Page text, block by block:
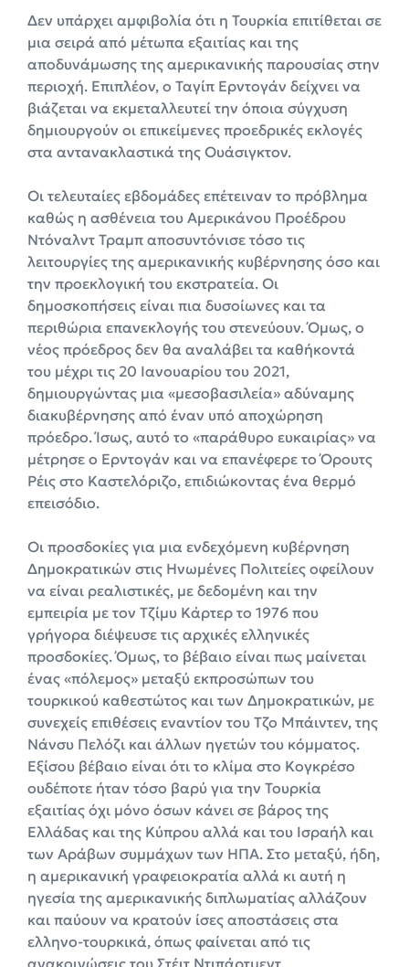
Δεν υπάρχει αμφιβολία ότι η Τουρκία επιτίθεται σε
μια σειρά από μέτωπα εξαιτίας και της
αποδυνάμωσης της αμερικανικής παρουσίας στην
περιοχή. Επιπλέον, ο Ταγίπ Ερντογάν δείχνει να
βιάζεται να εκμεταλλευτεί την όποια σύγχυση
δημιουργούν οι επικείμενες προεδρικές εκλογές
στα αντανακλαστικά της Ουάσιγκτον.
Οι τελευταίες εβδομάδες επέτειναν το πρόβλημα
καθώς η ασθένεια του Αμερικάνου Προέδρου
Ντόναλντ Τραμπ αποσυντόνισε τόσο τις
λειτουργίες της αμερικανικής κυβέρνησης όσο και
την προεκλογική του εκστρατεία. Οι
δημοσκοπήσεις είναι πια δυσοίωνες και τα
περιθώρια επανεκλογής του στενεύουν. Όμως, ο
νέος πρόεδρος δεν θα αναλάβει τα καθήκοντά
του μέχρι τις 20 Ιανουαρίου του 2021,
δημιουργώντας μια «μεσοβασιλεία» αδύναμης
διακυβέρνησης από έναν υπό αποχώρηση
πρόεδρο. Ίσως, αυτό το «παράθυρο ευκαιρίας» να
μέτρησε ο Ερντογάν και να επανέφερε το Όρουτς
Ρέις στο Καστελόριζο, επιδιώκοντας ένα θερμό
επεισόδιο.
Οι προσδοκίες για μια ενδεχόμενη κυβέρνηση
Δημοκρατικών στις Ηνωμένες Πολιτείες οφείλουν
να είναι ρεαλιστικές, με δεδομένη και την
εμπειρία με τον Τζίμυ Κάρτερ το 1976 που
γρήγορα διέψευσε τις αρχικές ελληνικές
προσδοκίες. Όμως, το βέβαιο είναι πως μαίνεται
ένας «πόλεμος» μεταξύ εκπροσώπων του
τουρκικού καθεστώτος και των Δημοκρατικών, με
συνεχείς επιθέσεις εναντίον του Τζο Μπάιντεν, της
Νάνσυ Πελόζι και άλλων ηγετών του κόμματος.
Εξίσου βέβαιο είναι ότι το κλίμα στο Κογκρέσο
ουδέποτε ήταν τόσο βαρύ για την Τουρκία
εξαιτίας όχι μόνο όσων κάνει σε βάρος της
Ελλάδας και της Κύπρου αλλά και του Ισραήλ και
των Αράβων συμμάχων των ΗΠΑ. Στο μεταξύ, ήδη,
η αμερικανική γραφειοκρατία αλλά κι αυτή η
ηγεσία της αμερικανικής διπλωματίας αλλάζουν
και παύουν να κρατούν ίσες αποστάσεις στα
ελληνο-τουρκικά, όπως φαίνεται από τις